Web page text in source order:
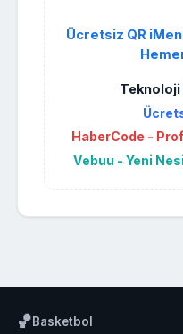
Ücretsiz QR
Teknoloji
HaberCode -
Vebuu - Yeni
🏀Basketbol